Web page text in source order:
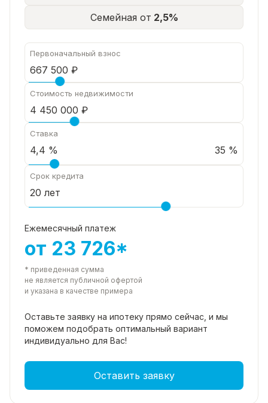
Семейная от 2,5%
Первоначальный взнос
Стоимость недвижимости
Ставка
35 %
Срок кредита
Ежемесячный платеж
от 23 726*
* приведенная сумма
не является публичной офертой
и указана в качестве примера
Оставьте заявку на ипотеку прямо сейчас, и мы
поможем подобрать оптимальный вариант
индивидуально для Вас!
Оставить заявку